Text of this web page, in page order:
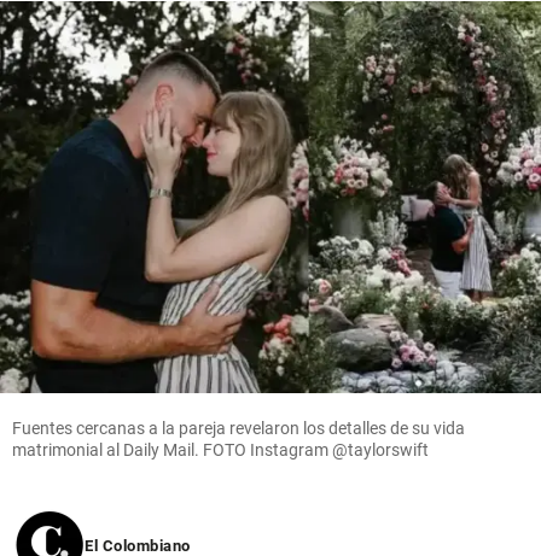
Fuentes cercanas a la pareja revelaron los detalles de su vida
matrimonial al Daily Mail. FOTO Instagram @taylorswift
El Colombiano